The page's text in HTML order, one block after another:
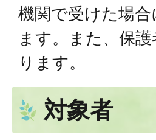
機関で受けた場
ます。また、保
ります。
対象者